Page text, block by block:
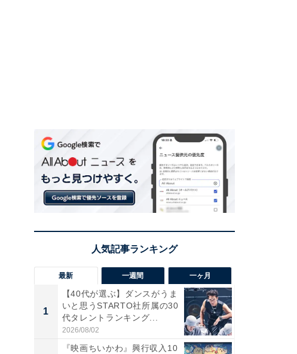
最新 一週間 一ヶ月
1
【40代が選ぶ】ダンスがうま
いと思うSTARTO社所属の30
代タレントランキング...
2026/08/02
『映画ちいかわ』興行収入10